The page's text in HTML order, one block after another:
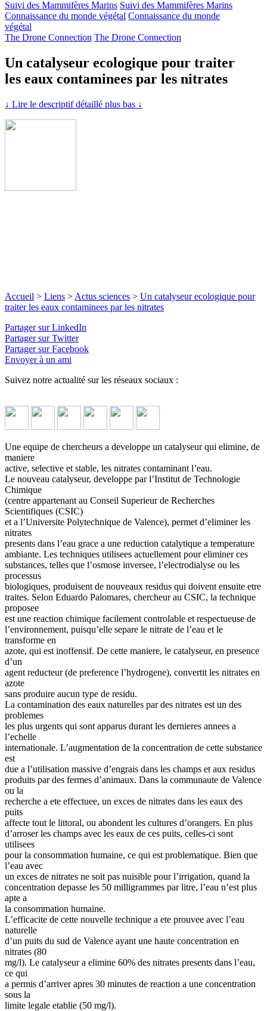
Suivi des Mammifères Marins Suivi des Mammifères Marins
Connaissance du monde végétal Connaissance du monde
végétal
The Drone Connection The Drone Connection
Un catalyseur ecologique pour traiter
les eaux contaminees par les nitrates
↓ Lire le descriptif détaillé plus bas ↓
Accueil > Liens > Actus sciences > Un catalyseur ecologique pour
traiter les eaux contaminees par les nitrates
Partager sur LinkedIn
Partager sur Twitter
Partager sur Facebook
Envoyer à un ami
Suivez notre actualité sur les réseaux sociaux :
Une equipe de chercheurs a developpe un catalyseur qui elimine, de
maniere
active, selective et stable, les nitrates contaminant l’eau.
Le nouveau catalyseur, developpe par l’Institut de Technologie
Chimique
(centre appartenant au Conseil Superieur de Recherches
Scientifiques (CSIC)
et a l’Universite Polytechnique de Valence), permet d’eliminer les
nitrates
presents dans l’eau grace a une reduction catalytique a temperature
ambiante. Les techniques utilisees actuellement pour eliminer ces
substances, telles que l’osmose inversee, l’electrodialyse ou les
processus
biologiques, produisent de nouveaux residus qui doivent ensuite etre
traites. Selon Eduardo Palomares, chercheur au CSIC, la technique
proposee
est une reaction chimique facilement controlable et respectueuse de
l’environnement, puisqu’elle separe le nitrate de l’eau et le
transforme en
azote, qui est inoffensif. De cette maniere, le catalyseur, en presence
d’un
agent reducteur (de preference l’hydrogene), convertit les nitrates en
azote
sans produire aucun type de residu.
La contamination des eaux naturelles par des nitrates est un des
problemes
les plus urgents qui sont apparus durant les dernieres annees a
l’echelle
internationale. L’augmentation de la concentration de cette substance
est
due a l’utilisation massive d’engrais dans les champs et aux residus
produits par des fermes d’animaux. Dans la communaute de Valence
ou la
recherche a ete effectuee, un exces de nitrates dans les eaux des
puits
affecte tout le littoral, ou abondent les cultures d’orangers. En plus
d’arroser les champs avec les eaux de ces puits, celles-ci sont
utilisees
pour la consommation humaine, ce qui est problematique. Bien que
l’eau avec
un exces de nitrates ne soit pas nuisible pour l’irrigation, quand la
concentration depasse les 50 milligrammes par litre, l’eau n’est plus
apte a
la consommation humaine.
L’efficacite de cette nouvelle technique a ete prouvee avec l’eau
naturelle
d’un puits du sud de Valence ayant une haute concentration en
nitrates (80
mg/l). Le catalyseur a elimine 60% des nitrates presents dans l’eau,
ce qui
a permis d’arriver apres 30 minutes de reaction a une concentration
sous la
limite legale etablie (50 mg/l).